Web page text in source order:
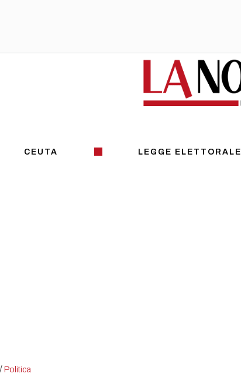
CEUTA LEGGE ELETTORALE
/Politica